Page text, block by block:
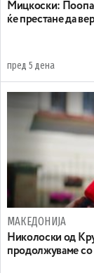
Мицкоски:
ќе престане да
пред 5 дена
МАКЕДОНИЈА
Николоски од
продолжуваме со